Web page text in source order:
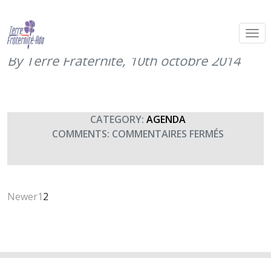
Concert de l’Orphéon Municipal de
Mulhouse
By Terre Fraternité, 10th octobre 2014
CATEGORY: AGENDA
COMMENTS: COMMENTAIRES FERMÉS
DE
Newer12